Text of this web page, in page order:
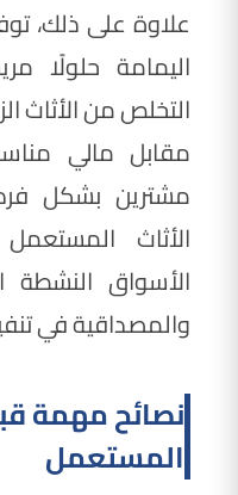
علاوة على ذلك،
اليمامة حلولًا
التخلص من الأثاث
مقابل مالي
مشترين بشكل
الأثاث
الأسواق النشطة
والمصداقية في
نصائح مهمة
المستعمل